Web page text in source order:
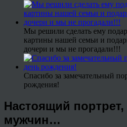
Мы решили сделать ему
картины нашей семьи и
дочери и мы не прогадали!!!
Спасибо за замечательный
рождения!
Настоящий
мужчин…